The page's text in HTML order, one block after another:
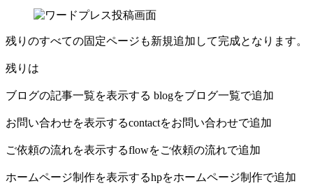
残りのすべての固定ページも新規追加して完成となります。
残りは
ブログの記事一覧を表示する blogをブログ一覧で追加
お問い合わせを表示するcontactをお問い合わせで追加
ご依頼の流れを表示するflowをご依頼の流れで追加
ホームページ制作を表示するhpをホームページ制作で追加